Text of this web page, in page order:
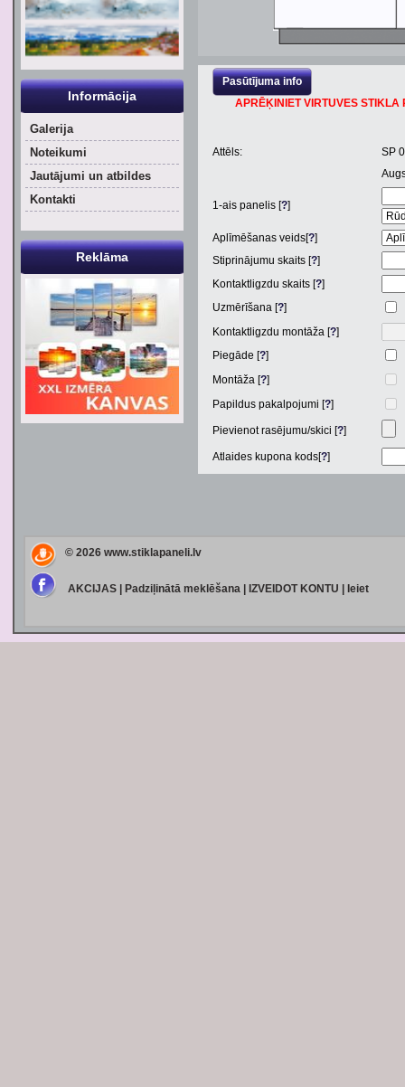
Pasūtījuma info
APRĒĶINIET VIRTUVES
Attēls:
SP
1-ais panelis [?]
Aplīmēšanas veids[?]
Stiprinājumu skaits [?]
Kontaktligzdu skaits [?]
Uzmērīšana [?]
Kontaktligzdu montāža [?]
Piegāde [?]
Montāža [?]
Papildus pakalpojumi [?]
Pievienot rasējumu/skici [?]
Atlaides kupona kods[?]
Informācija
Galerija
Noteikumi
Jautājumi un atbildes
Kontakti
Reklāma
© 2026 www.stiklapaneli.lv
AKCIJAS| Padziļinātā meklēšana| IZVEIDOT KONTU Ieiet